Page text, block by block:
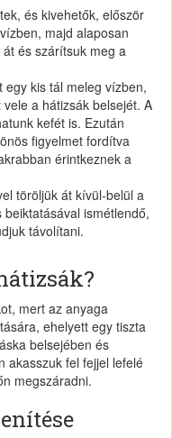
és kivehetők, először
majd alaposan
és szárítsuk meg a
egy kis tál meleg vízben,
a hátizsák belsejét. A
kefét is. Ezután
figyelmet fordítva
érintkeznek a
töröljük át kívül-belül a
ismétlendő,
távolítani.
mert az anyaga
ehelyett egy tiszta
belsejében és
akasszuk fel fejjel lefelé
megszáradni.